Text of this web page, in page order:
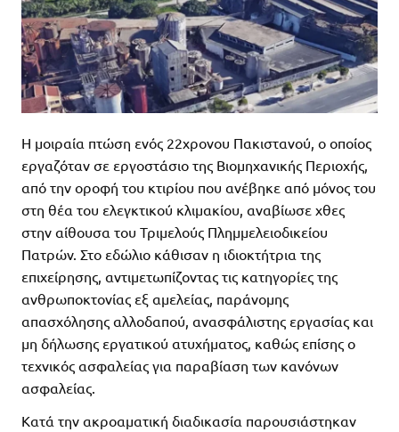
Η µοιραία πτώση ενός 22χρονου Πακιστανού, ο οποίος
εργαζόταν σε εργοστάσιο της Βιοµηχανικής Περιοχής,
από την οροφή του κτιρίου που ανέβηκε από µόνος του
στη θέα του ελεγκτικού κλιµακίου, αναβίωσε χθες
στην αίθουσα του Τριµελούς Πληµµελειοδικείου
Πατρών. Στο εδώλιο κάθισαν η ιδιοκτήτρια της
επιχείρησης, αντιµετωπίζοντας τις κατηγορίες της
ανθρωποκτονίας εξ αµελείας, παράνοµης
απασχόλησης αλλοδαπού, ανασφάλιστης εργασίας και
µη δήλωσης εργατικού ατυχήµατος, καθώς επίσης ο
τεχνικός ασφαλείας για παραβίαση των κανόνων
ασφαλείας.
Κατά την ακροαµατική διαδικασία παρουσιάστηκαν